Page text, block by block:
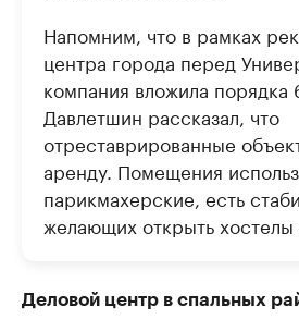
Напомним, что в рамках
центра города перед
компания вложила порядка
Давлетшин рассказал, что
отреставрированные
аренду. Помещения
парикмахерские, есть
желающих открыть хостелы
Деловой центр в спальных